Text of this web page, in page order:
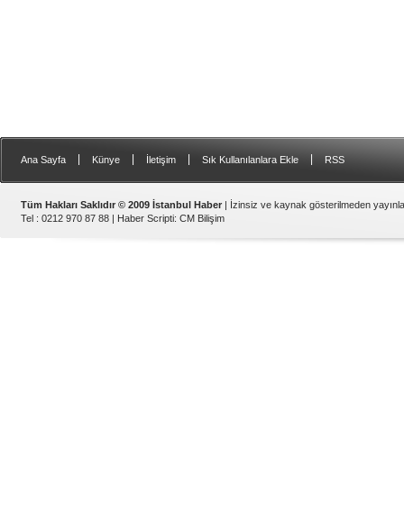
sınırına ulaştı. Fiyat
diğer Apple ürünlerine de
Ana Sayfa Künye İletişim Sık Kullanılanlara Ekle RSS
Tüm Hakları Saklıdır © 2009 İstanbul Haber | İzinsiz ve kaynak gösterilmeden
Tel : 0212 970 87 88 | Haber Scripti: CM Bilişim